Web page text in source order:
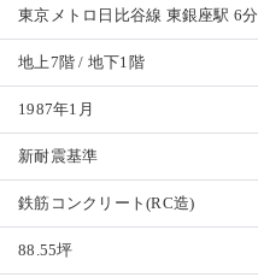
東京メトロ日比谷線 東銀座駅 6分
地上7階 / 地下1階
1987年1月
新耐震基準
鉄筋コンクリート(RC造)
88.55坪